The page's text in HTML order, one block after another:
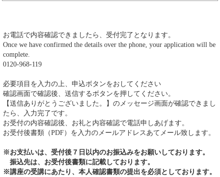
お電話で内容確認できましたら、受付完了となります。
Once we have confirmed the details over the phone, your application will be
complete.
0120-968-119
必要項目を入力の上、申込ボタンをおしてください
確認画面で確認後、送信するボタンを押してください。
【送信ありがとうございました。】のメッセージ画面が確認できまし
たら、入力完了です。
お受付の内容確認後、お礼と内容確認で電話申しあげます。
お受付後書類（PDF）を入力のメールアドレスあてメール致します。
※お支払いは、受付後７日以内のお振込みをお願いしております。
振込先は、お受付後書類に記載しております。
※講座の受講にあたり、本人確認書類の提出を必須としております。